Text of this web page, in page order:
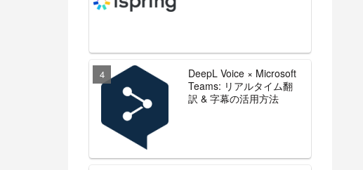
DeepL Voice × Microsoft
Teams: リアルタイム翻
訳 & 字幕の活用方法